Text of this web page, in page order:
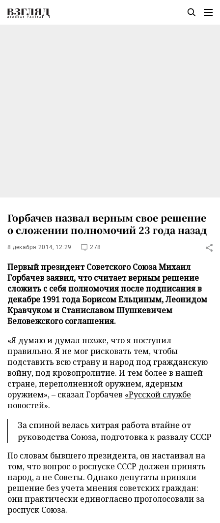
Горбачев назвал верным свое решение
о сложении полномочий 23 года назад
8 декабря 2014, 12:29 278
Первый президент Советского Союза Михаил
Горбачев заявил, что считает верным решение
сложить с себя полномочия после подписания в
декабре 1991 года Борисом Ельциным, Леонидом
Кравчуком и Станиславом Шушкевичем
Беловежского соглашения.
«Я думаю и думал позже, что я поступил
правильно. Я не мог рисковать тем, чтобы
подставить всю страну и народ под гражданскую
войну, под кровопролитие. И тем более в нашей
стране, переполненной оружием, ядерным
оружием», – сказал Горбачев «Русской службе
новостей».
За спиной велась хитрая работа втайне от
руководства Союза, подготовка к развалу СССР
По словам бывшего президента, он настаивал на
том, что вопрос о роспуске СССР должен принять
народ, а не Советы. Однако депутаты приняли
решение без учета мнения советских граждан:
они практически единогласно проголосовали за
роспуск Союза.